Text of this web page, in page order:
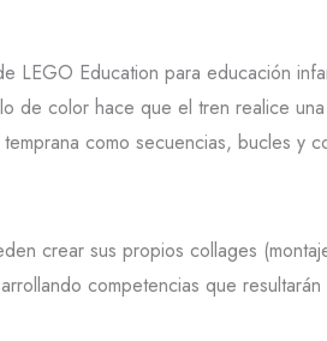
LEGO Education para educación
de color hace que el tren realice
como secuencias, bucles y
crear sus propios collages
competencias que